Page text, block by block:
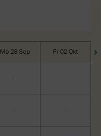
Mo 28 Sep Fr 02 Okt
- -
- -